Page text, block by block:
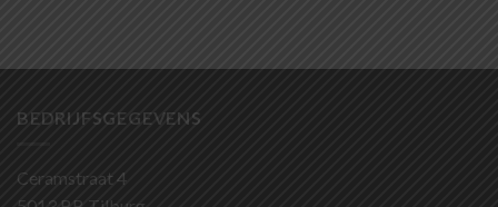
BEDRIJFSGEGEVENS
Ceramstraat 4